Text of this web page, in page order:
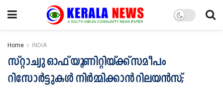
Home INDIA
സ്റ്റാച്യു ഓഫ് യൂണിറ്റിയ്ക്ക് സമീപം
റിസോർട്ടുകൾ നിർമ്മിക്കാൻ റിലയൻസ്;